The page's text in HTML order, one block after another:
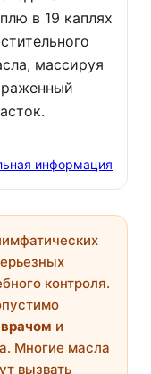
в 19 каплях
массируя
информация
контроля.
и
Многие масла
вызвать